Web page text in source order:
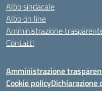
Albo sindacale
Albo on line
Amministrazione
Contatti
Amministrazione
Cookie policyDichiarazione